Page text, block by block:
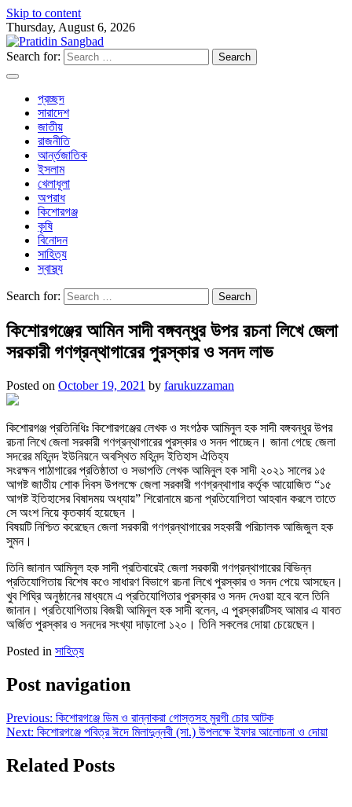
Skip to content
Thursday, August 6, 2026
Search for:
প্রচ্ছদ
সারাদেশ
জাতীয়
রাজনীতি
আর্ন্তজাতিক
ইসলাম
খেলাধূলা
অপরাধ
কিশোরগঞ্জ
কৃষি
বিনোদন
সাহিত্য
স্বাস্থ্য
Search for:
কিশোরগঞ্জের আমিন সাদী বঙ্গবন্ধুর উপর রচনা লিখে জেলা
সরকারী গণগ্রন্থাগারের পুরস্কার ও সনদ লাভ
Posted on October 19, 2021 by farukuzzaman
কিশোরগঞ্জ প্রতিনিধিঃ কিশোরগঞ্জের লেখক ও সংগঠক আমিনুল হক সাদী বঙ্গবন্ধুর উপর
রচনা লিখে জেলা সরকারী গণগ্রন্থাগারের পুরস্কার ও সনদ পাচ্ছেন। জানা গেছে জেলা
সদরের মহিনন্দ ইউনিয়নে অবস্থিত মহিনন্দ ইতিহাস ঐতিহ্য
সংরক্ষন পাঠাগারের প্রতিষ্ঠাতা ও সভাপতি লেখক আমিনুল হক সাদী ২০২১ সালের ১৫
আগষ্ট জাতীয় শোক দিবস উপলক্ষে জেলা সরকারী গণগ্রন্থাগার কর্তৃক আয়োজিত “১৫
আগষ্ট ইতিহাসের বিষাদময় অধ্যায়” শিরোনামে রচনা প্রতিযোগিতা আহবান করলে তাতে
সে অংশ নিয়ে কৃতকার্য হয়েছেন ।
বিষয়টি নিশ্চিত করেছেন জেলা সরকারী গণগ্রন্থাগারের সহকারী পরিচালক আজিজুল হক
সুমন।
তিনি জানান আমিনুল হক সাদী প্রতিবারেই জেলা সরকারী গণগ্রন্থাগারের বিভিন্ন
প্রতিযোগিতায় বিশেষ কওে সাধারণ বিভাগে রচনা লিখে পুরস্কার ও সনদ পেয়ে আসছেন।
খুব শিঘ্রি অনুষ্ঠানের মাধ্যমে এ প্রতিযোগিতার পুরস্কার ও সনদ দেওয়া হবে বলে তিনি
জানান। প্রতিযোগিতায় বিজয়ী আমিনুল হক সাদী বলেন, এ পুরস্কারটিসহ আমার এ যাবত
অর্জিত পুরস্কার ও সনদের সংখ্যা দাড়ালো ১২০। তিনি সকলের দোয়া চেয়েছেন।
Posted in সাহিত্য
Post navigation
Previous: কিশোরগঞ্জে ডিম ও রান্নাকরা গোস্তসহ মুরগী চোর আটক
Next: কিশোরগঞ্জে পবিত্র ঈদে মিলাদুন্নবী (সা.) উপলক্ষে ইফার আলোচনা ও দোয়া
Related Posts